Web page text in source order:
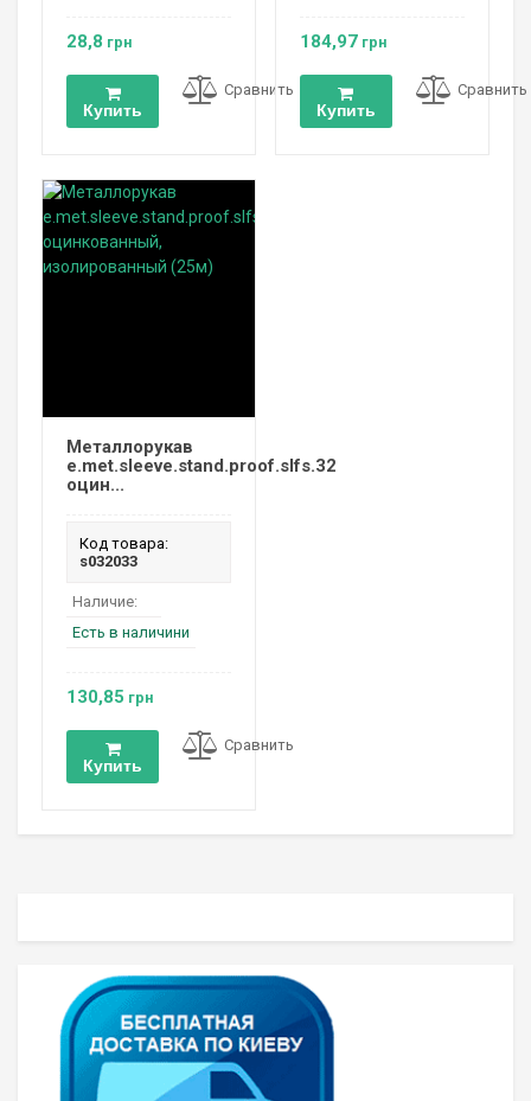
28,8 грн
Купить
Сравнить
184,97грн
Купить
Сравнить
Металлорукав
e.met.sleeve.stand.proof.slfs.32
оцин...
Код товара:
s032033
Наличие:
Есть в наличини
130,85 грн
Купить
Сравнить